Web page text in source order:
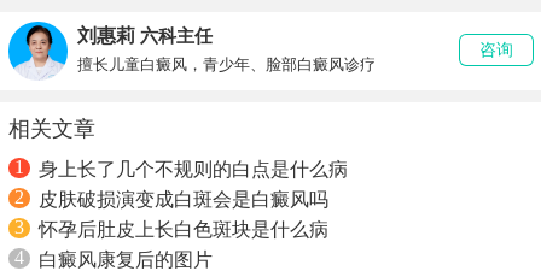
刘惠莉 六科主任
擅长儿童白癜风，青少年、脸部白癜风诊疗
咨询
相关文章
1
身上长了几个不规则的白点是什么病
2
皮肤破损演变成白斑会是白癜风吗
3
怀孕后肚皮上长白色斑块是什么病
4
白癜风康复后的图片